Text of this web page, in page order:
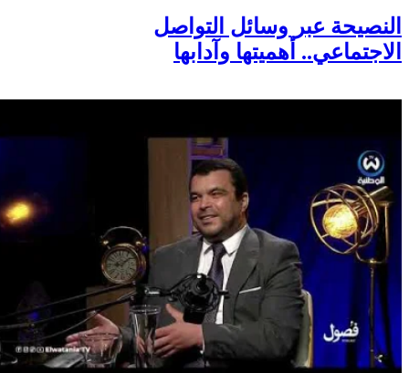
النصيحة عبر وسائل التواصل
الاجتماعي.. أهميتها وآدابها